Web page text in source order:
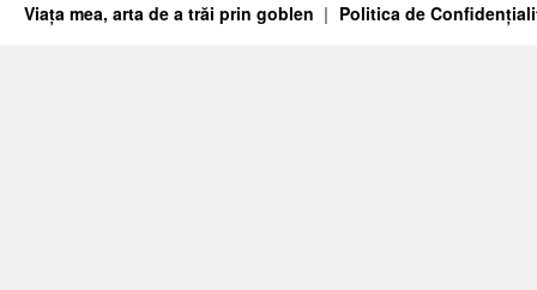
Viața mea, arta de a trăi prin goblen Politica de